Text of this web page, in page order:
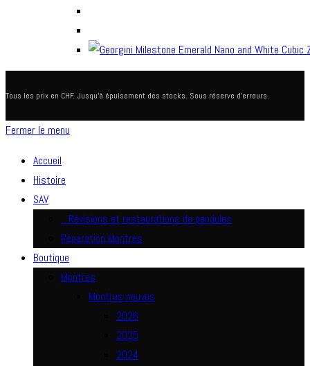
Tous les prix en CHF. Jusqu'à épuisement des stocks. Sous réserve d'erreurs.
Fermer le menu
Accueil
Histoire
SAV
…Révisions et restaurations de pendules
Réparation Montres
Boutique
Montres
Montres neuves
2026
2025
2024